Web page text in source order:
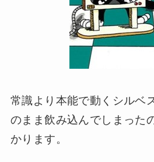
常識より本能で動くシルベ
のまま飲み込んでしまった
かります。